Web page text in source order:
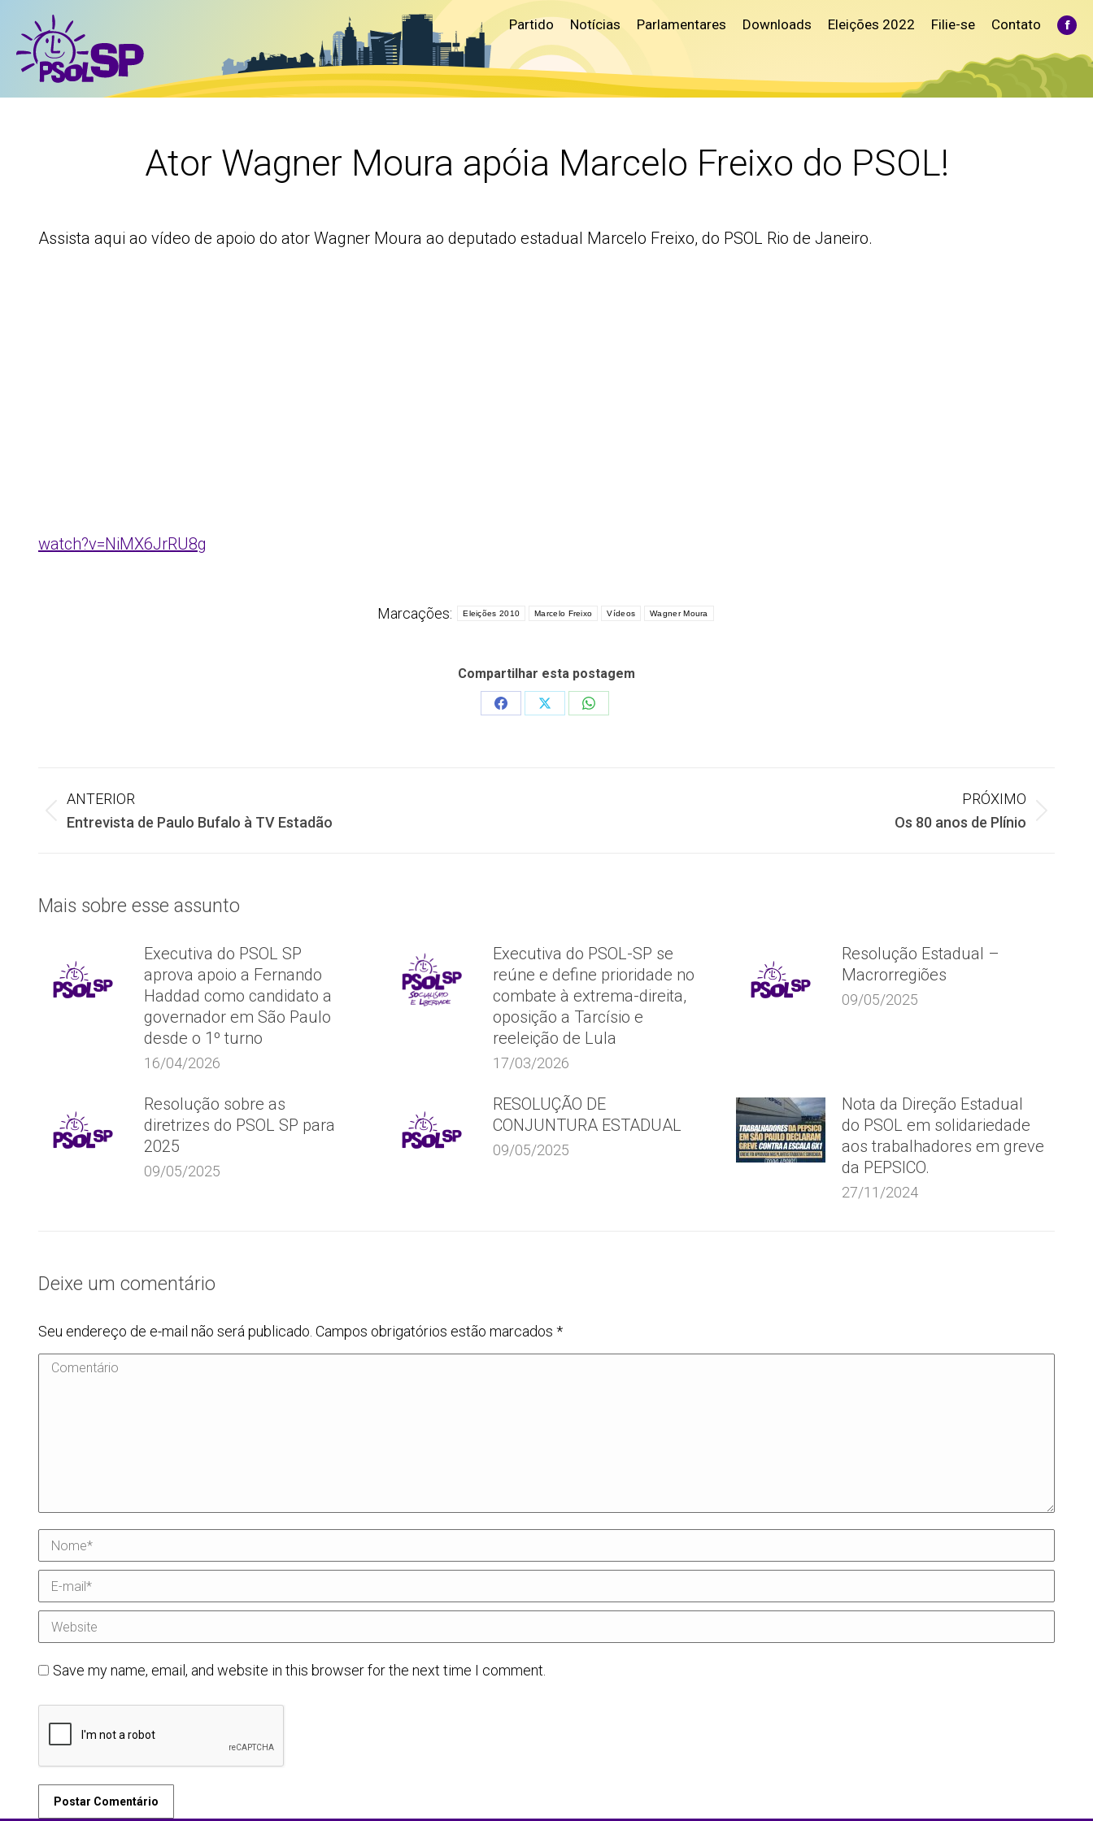
Partido Notícias Parlamentares Downloads Eleições 2022 Filie-se Contato
Ator Wagner Moura apóia Marcelo Freixo do PSOL!
Assista aqui ao vídeo de apoio do ator Wagner Moura ao deputado estadual Marcelo Freixo, do PSOL Rio de Janeiro.
watch?v=NiMX6JrRU8g
Marcações: Eleições 2010 Marcelo Freixo Vídeos Wagner Moura
Compartilhar esta postagem
Share
Share
Share
Navegação
de
post:
ANTERIOR
Post
Entrevista de Paulo Bufalo à TV Estadão
PRÓXIMO
Os 80 anos de Plínio
Mais sobre esse assunto
Executiva do PSOL SP
aprova apoio a Fernando
Haddad como candidato a
governador em São Paulo
desde o 1º turno
16/04/2026
Executiva do PSOL-SP se
reúne e define prioridade no
combate à extrema-direita,
oposição a Tarcísio e
reeleição de Lula
17/03/2026
Resolução Estadual –
Macrorregiões
09/05/2025
Resolução sobre as
diretrizes do PSOL SP para
2025
09/05/2025
RESOLUÇÃO DE
CONJUNTURA ESTADUAL
09/05/2025
Nota da Direção Estadual
do PSOL em solidariedade
aos trabalhadores em greve
da PEPSICO.
27/11/2024
Deixe um comentário
Seu endereço de e-mail não será publicado. Campos obrigatórios estão marcados *
Comentário
Nome *
E-mail *
Website
Save my name, email, and website in this browser for the next time I comment.
Postar Comentário